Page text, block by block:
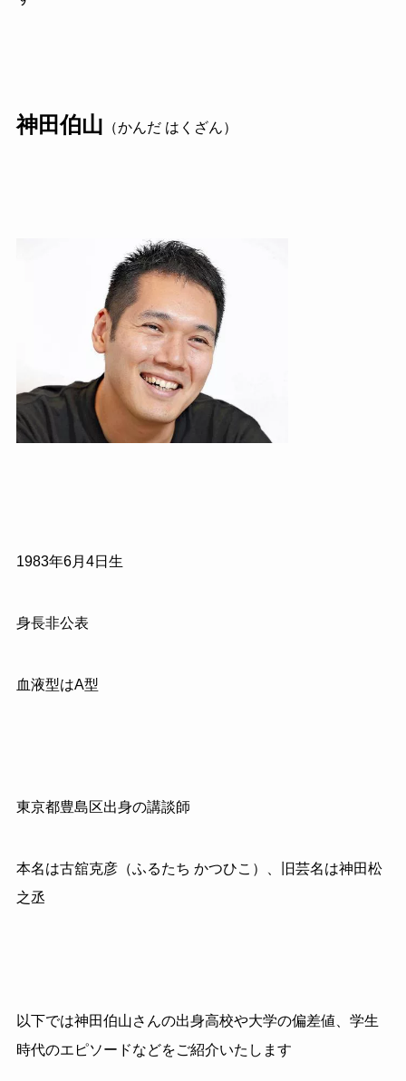
神田伯山 （かんだ はくざん）
1983年6月4日生
身長非公表
血液型はA型
東京都豊島区出身の講談師
本名は古舘克彦（ふるたち かつひこ）、旧芸名は神田松
之丞
以下では神田伯山さんの出身高校や大学の偏差値、学生
時代のエピソードなどをご紹介いたします